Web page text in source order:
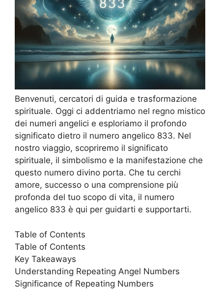
Benvenuti, cercatori di guida e trasformazione
spirituale. Oggi ci addentriamo nel regno mistico
dei numeri angelici e esploriamo il profondo
significato dietro il numero angelico 833. Nel
nostro viaggio, scopriremo il significato
spirituale, il simbolismo e la manifestazione che
questo numero divino porta. Che tu cerchi
amore, successo o una comprensione più
profonda del tuo scopo di vita, il numero
angelico 833 è qui per guidarti e supportarti.
Table of Contents
Table of Contents
Key Takeaways
Understanding Repeating Angel Numbers
Significance of Repeating Numbers